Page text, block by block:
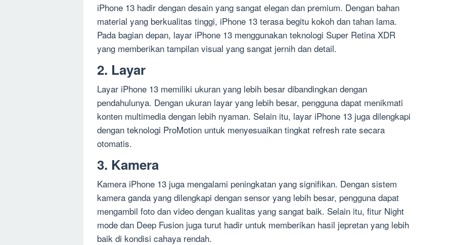
iPhone 13 hadir dengan desain yang sangat elegan dan premium. Dengan bahan
material yang berkualitas tinggi, iPhone 13 terasa begitu kokoh dan tahan lama.
Pada bagian depan, layar iPhone 13 menggunakan teknologi Super Retina XDR
yang memberikan tampilan visual yang sangat jernih dan detail.
2. Layar
Layar iPhone 13 memiliki ukuran yang lebih besar dibandingkan dengan
pendahulunya. Dengan ukuran layar yang lebih besar, pengguna dapat menikmati
konten multimedia dengan lebih nyaman. Selain itu, layar iPhone 13 juga dilengkapi
dengan teknologi ProMotion untuk menyesuaikan tingkat refresh rate secara
otomatis.
3. Kamera
Kamera iPhone 13 juga mengalami peningkatan yang signifikan. Dengan sistem
kamera ganda yang dilengkapi dengan sensor yang lebih besar, pengguna dapat
mengambil foto dan video dengan kualitas yang sangat baik. Selain itu, fitur Night
mode dan Deep Fusion juga turut hadir untuk memberikan hasil jepretan yang lebih
baik di kondisi cahaya rendah.